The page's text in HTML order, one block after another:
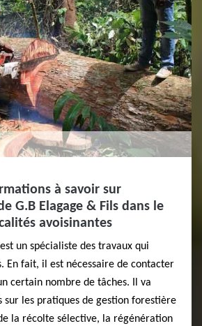
à savoir sur
G.B Elagage & Fils dans le
avoisinantes
un spécialiste des travaux qui
En fait, il est nécessaire de contacter
certain nombre de tâches. Il va
sur les pratiques de gestion forestière
la récolte sélective, la régénération